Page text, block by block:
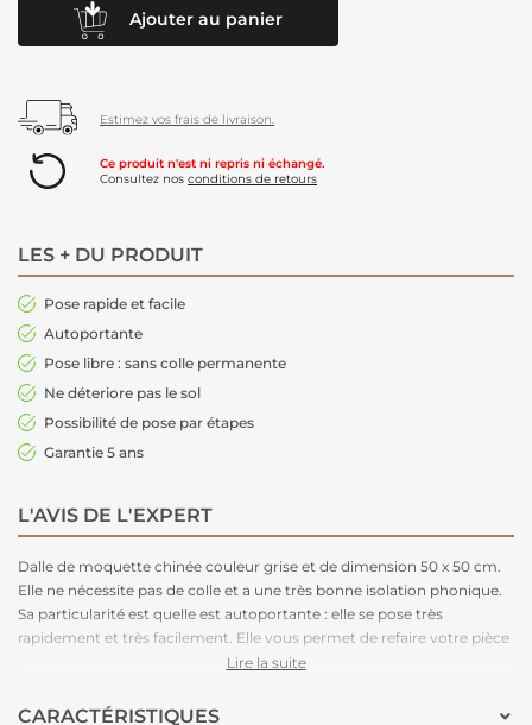
Ajouter au panier
Estimez vos frais de livraison.
Ce produit n'est ni repris ni échangé.
Consultez nos conditions de retours
LES + DU PRODUIT
Pose rapide et facile
Autoportante
Pose libre : sans colle permanente
Ne déteriore pas le sol
Possibilité de pose par étapes
Garantie 5 ans
L'AVIS DE L'EXPERT
Dalle de moquette chinée couleur grise et de dimension 50 x 50 cm.
Elle ne nécessite pas de colle et a une très bonne isolation phonique.
Sa particularité est quelle est autoportante : elle se pose très
rapidement et très facilement. Elle vous permet de refaire votre pièce
un peu de temps. Les raccords sont peu visibles. L'avantage des dalles
Lire la suite
CARACTÉRISTIQUES